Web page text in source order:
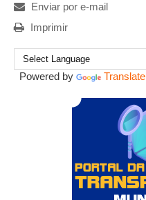
Enviar por e-mail
Imprimir
Powered by Translate